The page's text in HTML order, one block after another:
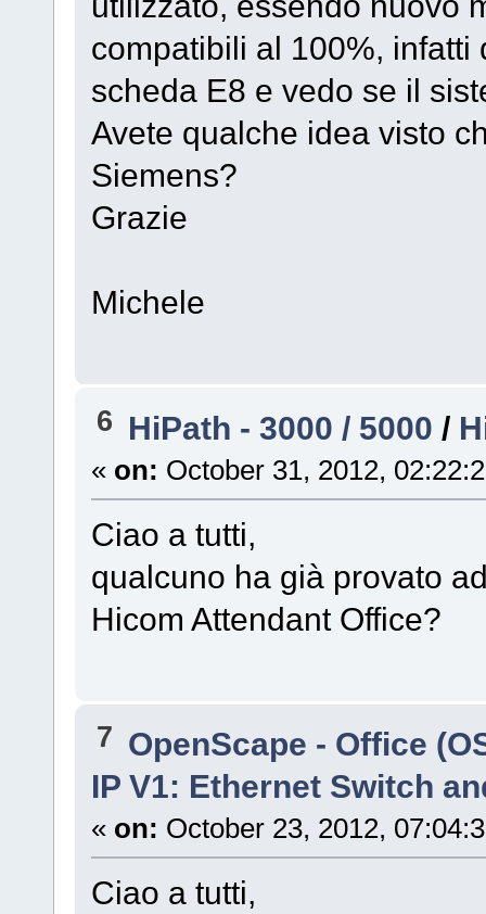
compatibili al 100%,
scheda E8 e vedo se il
Avete qualche idea visto
Siemens?
Grazie
Michele
6 HiPath - 3000 / 5000 /
« on: October 31, 2012,
Ciao a tutti,
qualcuno ha già provato
Hicom Attendant Office?
7 OpenScape - Office
IP V1: Ethernet Switch
« on: October 23, 2012,
Ciao a tutti,